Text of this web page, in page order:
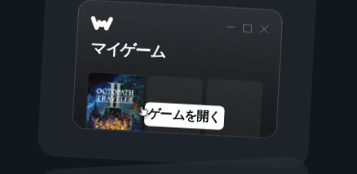
マイゲーム
ゲームを開く